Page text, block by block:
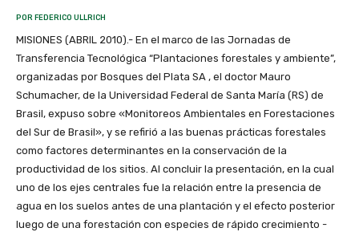
POR FEDERICO ULLRICH
MISIONES (ABRIL 2010).- En el marco de las Jornadas de
Transferencia Tecnológica “Plantaciones forestales y ambiente”,
organizadas por Bosques del Plata SA , el doctor Mauro
Schumacher, de la Universidad Federal de Santa María (RS) de
Brasil, expuso sobre «Monitoreos Ambientales en Forestaciones
del Sur de Brasil», y se refirió a las buenas prácticas forestales
como factores determinantes en la conservación de la
productividad de los sitios. Al concluir la presentación, en la cual
uno de los ejes centrales fue la relación entre la presencia de
agua en los suelos antes de una plantación y el efecto posterior
luego de una forestación con especies de rápido crecimiento -